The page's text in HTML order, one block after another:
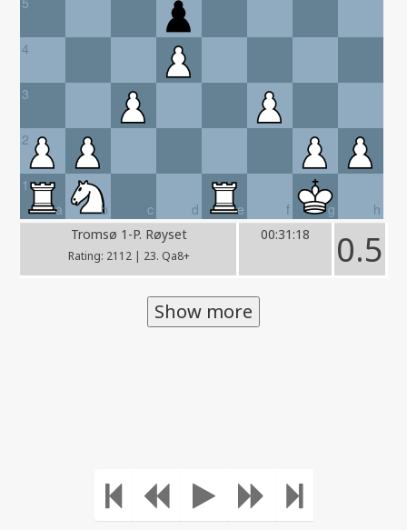
4
3
2
a
1
b
c d e f g h
Tromsø 1-P. Røyset
Rating: 2112 | 23. Qa8+
00:31:18 0.5
Show more